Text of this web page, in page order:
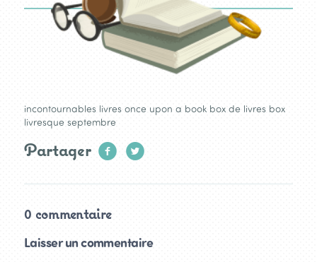
incontournables livres once upon a book box de livres box
livresque septembre
Partager
0 commentaire
Laisser un commentaire